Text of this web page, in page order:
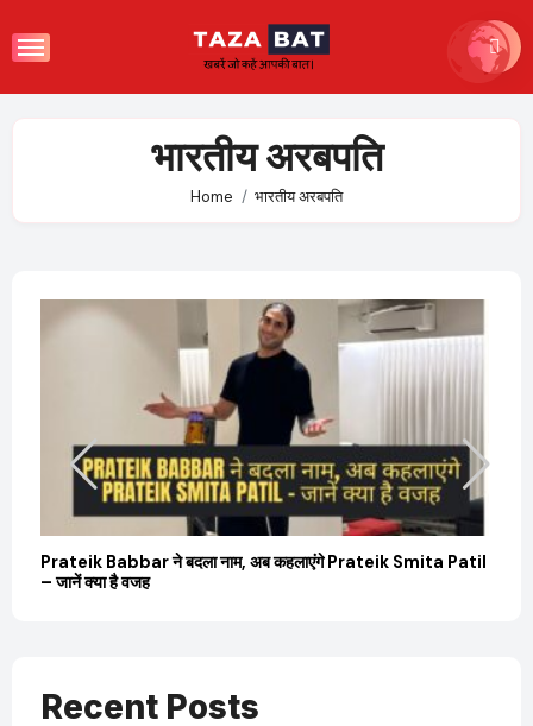
to
भारतीय अरबपति
Home भारतीय अरबपति
Prateik Babbar ने बदला नाम, अब कहलाएंगे Prateik Smita Patil
– जानें क्या है वजह
Recent Posts